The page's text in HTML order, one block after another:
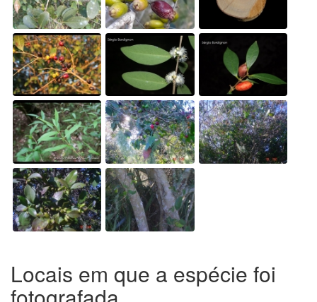
Locais em que a espécie foi